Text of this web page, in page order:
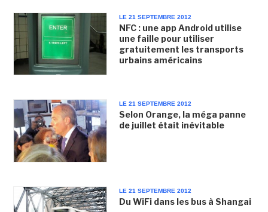
LE 21 SEPTEMBRE 2012
NFC : une app Android utilise
une faille pour utiliser
gratuitement les transports
urbains américains
LE 21 SEPTEMBRE 2012
Selon Orange, la méga panne
de juillet était inévitable
LE 21 SEPTEMBRE 2012
Du WiFi dans les bus à Shangai